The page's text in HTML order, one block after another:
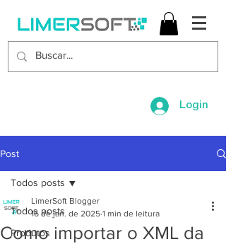
Login
Post
Todos posts
Produtos
Todos posts
Como importar o XML da
LimerSoft Blogger
16 de jan. de 2025 1 min de leitura